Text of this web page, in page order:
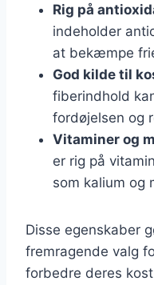
Rig på
indeholder
at bekæmpe
God kilde til
fiberindhold
fordøjelsen og
Vitaminer og
er rig på
som kalium og
Disse egenskaber
fremragende valg
forbedre deres